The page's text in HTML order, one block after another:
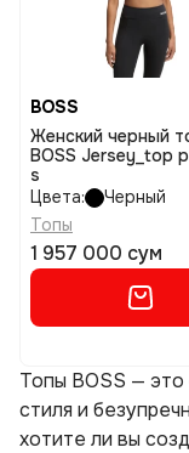
BOSS
Женский черный
BOSS Jersey_top
s
Цвета:
Черный
Топы
1 957 000 сум
Топы BOSS — это
стиля и
хотите ли вы